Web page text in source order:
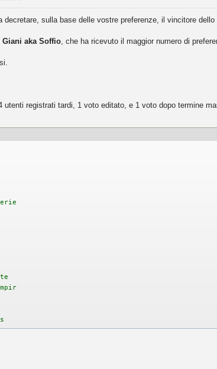
decretare, sulla base delle vostre preferenze, il vincitore
Giani aka Soffio, che ha ricevuto il maggior numero di
registrati tardi, 1 voto editato, e 1 voto dopo termine